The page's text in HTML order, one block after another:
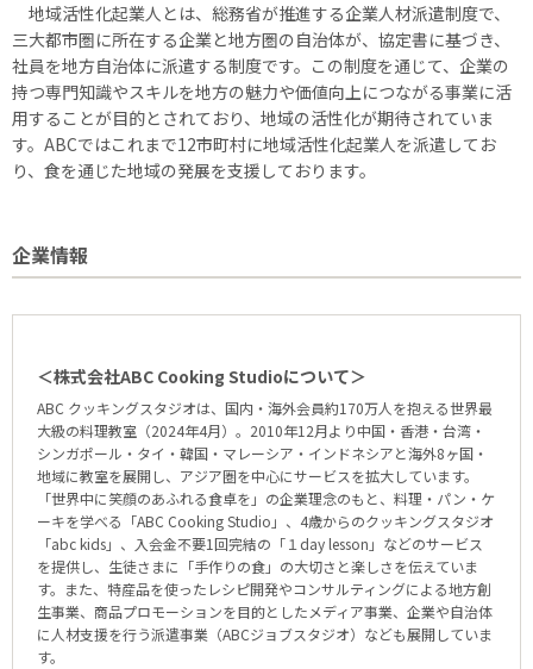
地域活性化起業人とは、総務省が推進する企業人材派遣制度で、
三大都市圏に所在する企業と地方圏の自治体が、協定書に基づき、
社員を地方自治体に派遣する制度です。この制度を通じて、企業の
持つ専門知識やスキルを地方の魅力や価値向上につながる事業に活
用することが目的とされており、地域の活性化が期待されていま
す。ABCではこれまで12市町村に地域活性化起業人を派遣してお
り、食を通じた地域の発展を支援しております。
企業情報
＜株式会社ABC Cooking Studioについて＞
ABC クッキングスタジオは、国内・海外会員約170万人を抱える世界最
大級の料理教室（2024年4月）。2010年12月より中国・香港・台湾・
シンガポール・タイ・韓国・マレーシア・インドネシアと海外8ヶ国・
地域に教室を展開し、アジア圏を中心にサービスを拡大しています。
「世界中に笑顔のあふれる食卓を」の企業理念のもと、料理・パン・ケ
ーキを学べる「ABC Cooking Studio」、4歳からのクッキングスタジオ
「abc kids」、入会金不要1回完結の「１day lesson」などのサービス
を提供し、生徒さまに「手作りの食」の大切さと楽しさを伝えていま
す。また、特産品を使ったレシピ開発やコンサルティングによる地方創
生事業、商品プロモーションを目的としたメディア事業、企業や自治体
に人材支援を行う派遣事業（ABCジョブスタジオ）なども展開していま
す。